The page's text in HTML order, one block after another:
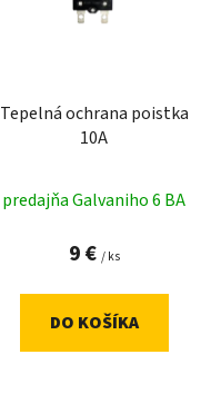
Tepelná ochrana poistka
10A
predajňa Galvaniho 6 BA
9 € / ks
DO KOŠÍKA